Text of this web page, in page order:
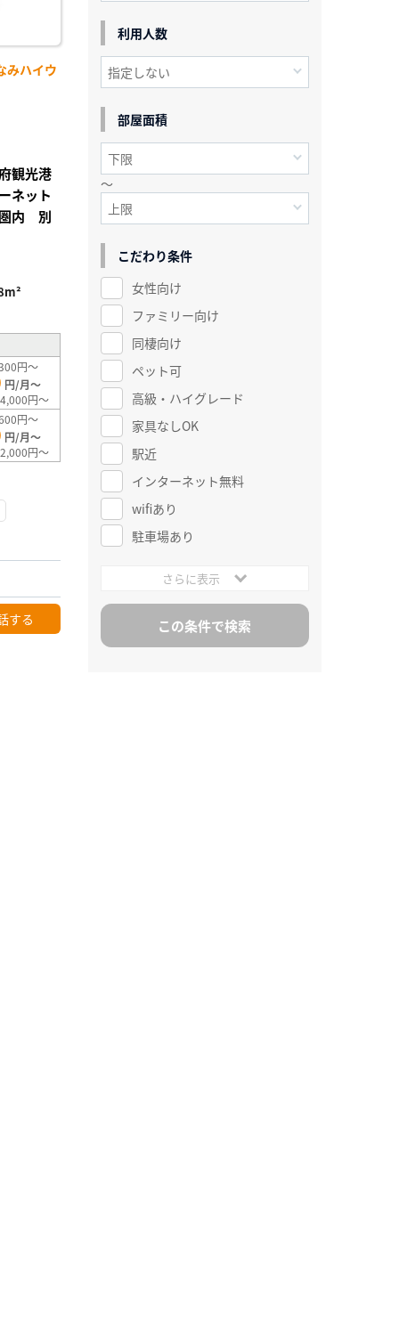
みハイウ
観光港
ネット
圏内 別
円～
円/月～
円～
円～
円/月～
円～
する
利用人数
部屋面積
～
こだわり条件
女性向け
ファミリー向け
同棲向け
ペット可
高級・ハイグレード
家具なしOK
駅近
インターネット無料
wifiあり
駐車場あり
さらに表示